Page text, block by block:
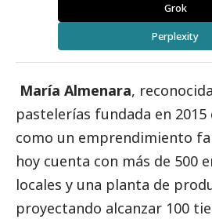
Grok
Perplexity
María Almenara,
pastelerías fundada en 2015
como un emprendimiento
hoy cuenta con más de 500
locales y una planta de
proyectando alcanzar 100